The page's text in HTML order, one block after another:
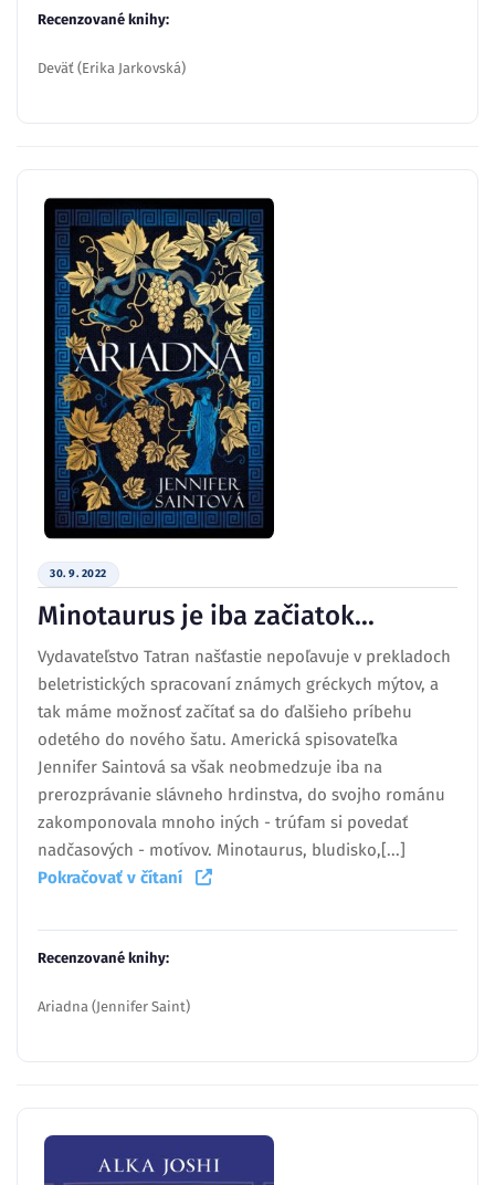
Recenzované knihy:
Deväť (Erika Jarkovská)
30. 9. 2022
Minotaurus je iba začiatok...
Vydavateľstvo Tatran našťastie nepoľavuje v prekladoch
beletristických spracovaní známych gréckych mýtov, a
tak máme možnosť začítať sa do ďalšieho príbehu
odetého do nového šatu. Americká spisovateľka
Jennifer Saintová sa však neobmedzuje iba na
prerozprávanie slávneho hrdinstva, do svojho románu
zakomponovala mnoho iných - trúfam si povedať
nadčasových - motívov. Minotaurus, bludisko,[...]
Pokračovať v čítaní
Recenzované knihy:
Ariadna (Jennifer Saint)